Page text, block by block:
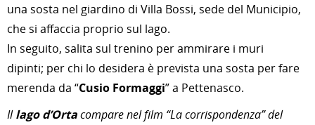
una sosta nel giardino di Villa Bossi, sede del Municipio,
che si affaccia proprio sul lago.
In seguito, salita sul trenino per ammirare i muri
dipinti; per chi lo desidera è prevista una sosta per fare
merenda da “Cusio Formaggi” a Pettenasco.
Illago d’Ortacompare nel film “La corrispondenza” del